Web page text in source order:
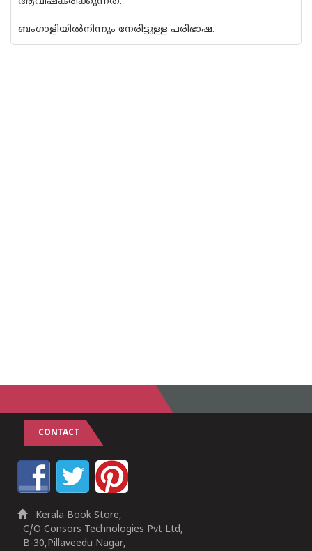
ബംഗാളിയിൽനിന്നും നേരിട്ടുള്ള പരിഭാഷ.
CONTACT
Kerala Book Store,
C/O Consors Technologies Pvt Ltd,
B-30,Pillaveedu Nagar,